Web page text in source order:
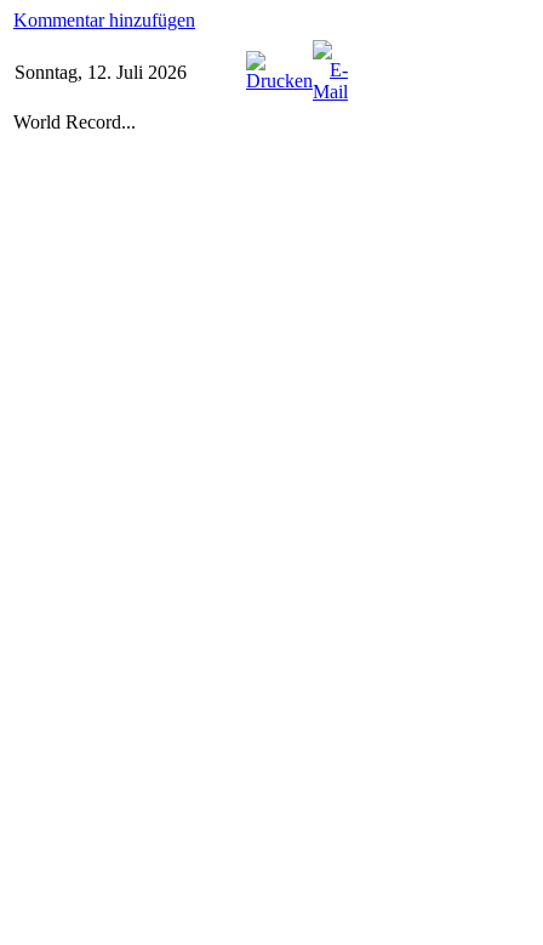
Kommentar hinzufügen
Sonntag, 12. Juli 2026
World Record...